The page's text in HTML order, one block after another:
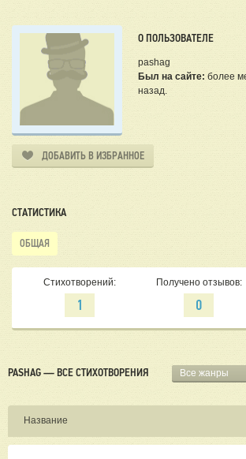
О ПОЛЬЗОВАТЕЛЕ
pashag
Был на сайте: более
назад.
ДОБАВИТЬ В ИЗБРАННОЕ
СТАТИСТИКА
ОБЩАЯ
Стихотворений:
1
Получено отзывов:
0
PASHAG — ВСЕ СТИХОТВОРЕНИЯ Все жанры
Название